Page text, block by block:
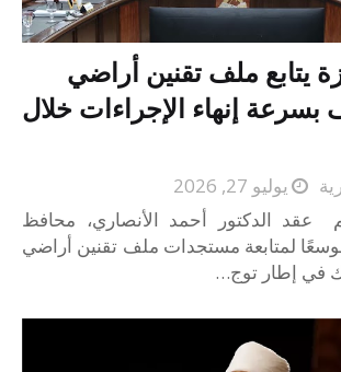
يتابع ملف تقنين أراضي
بسرعة إنهاء الإجراءات خلال
يوليو 27, 2026
عقد الدكتور أحمد الأنصاري، محافظ
موسعًا لمتابعة مستجدات ملف تقنين أراضي
في إطار توج…